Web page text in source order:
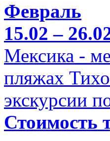
Февраль
15.02 –
Мексика -
пляжах
экскурсии
Стоимость